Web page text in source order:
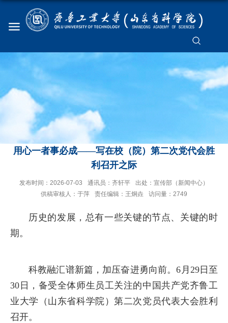
用心一者事必成——写在校（院）第二次党代会胜
利召开之际
发布时间：2026-07-03 通讯员：齐轩平
出处：宣传部（新闻中心）
供稿审核人：于萍
责任编辑：王炯垚 访问量： 2749
历史的发展，总有一些关键的节点、关键的时
期。
科教融汇谱新篇，加压奋进勇向前。6月29日至
30日，备受全体师生员工关注的中国共产党齐鲁工
业大学（山东省科学院）第二次党员代表大会胜利
召开。